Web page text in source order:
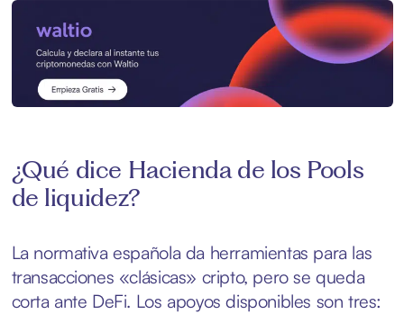
¿Qué dice Hacienda de los Pools
de liquidez?
La normativa española da herramientas para las
transacciones «clásicas» cripto, pero se queda
corta ante DeFi. Los apoyos disponibles son tres: